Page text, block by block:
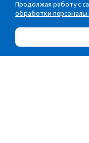
Продолжая работу с
обработки